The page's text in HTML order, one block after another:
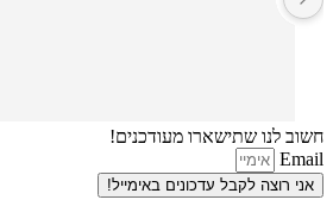
חשוב לנו שתישארו מעודכנים!
Email
אני רוצה לקבל עדכונים באימייל!